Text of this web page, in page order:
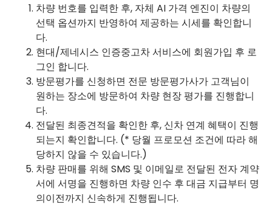
차량 번호를 입력한 후, 자체 AI 가격 엔진이 차량의
선택 옵션까지 반영하여 제공하는 시세를 확인합니
다.
현대/제네시스 인증중고차 서비스에 회원가입 후 로
그인 합니다.
방문평가를 신청하면 전문 방문평가사가 고객님이
원하는 장소에 방문하여 차량 현장 평가를 진행합니
다.
전달된 최종견적을 확인한 후, 신차 연계 혜택이 진행
되는지 확인합니다. (* 당월 프로모션 조건에 따라 해
당하지 않을 수 있습니다.)
차량 판매를 위해 SMS 및 이메일로 전달된 전자 계약
서에 서명을 진행하면 차량 인수 후 대금 지급부터 명
의이전까지 신속하게 진행됩니다.